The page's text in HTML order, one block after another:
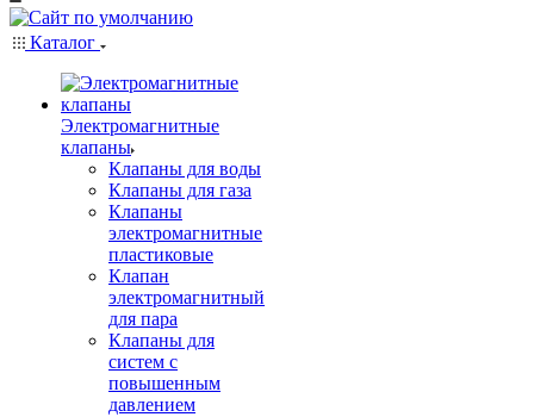
Каталог
Электромагнитные
клапаны
Клапаны для воды
Клапаны для газа
Клапаны
электромагнитные
пластиковые
Клапан
электромагнитный
для пара
Клапаны для
систем с
повышенным
давлением